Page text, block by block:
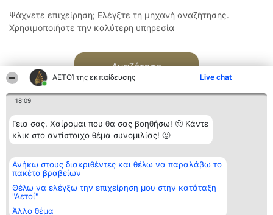
ΑΕΤΟΊ της εκπαίδευσης Live chat
18:09
Γεια σας. Χαίρομαι που θα σας βοηθήσω! 🙂 Κάντε
κλικ στο αντίστοιχο θέμα συνομιλίας! 🙂
Ανήκω στους διακριθέντες και θέλω να παραλάβω το
πακέτο βραβείων
Θέλω να ελέγξω την επιχείρηση μου στην κατάταξη
"Αετοί"
Άλλο θέμα
Ψάχνετε επιχείρηση; Ελέγξτε τη μηχανή αναζήτησης.
Χρησιμοποιήστε την καλύτερη υπηρεσία
Αναζήτηση
Διοργανωτής της
κατάταξης
BEAUTIFUL COMPANY
ΤΗΛ. ΕΠΙΚΟΙΝΩΝΙΑΣ:
2104128019
email:
Κατάταξη
Διακριθέντες
των
διακριθέντων
Επικοινωνία
Επικοινωνία